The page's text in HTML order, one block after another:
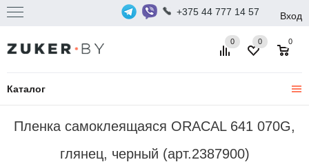
+375 44 777 14 57 Вход
Каталог
0 0
0
Пленка самоклеящаяся ORACAL 641 070G,
глянец, черный (арт.2387900)